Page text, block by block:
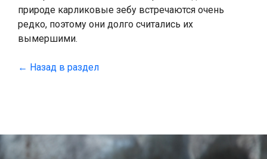
природе карликовые зебу встречаются очень
редко, поэтому они долго считались их
вымершими.
← Назад в раздел